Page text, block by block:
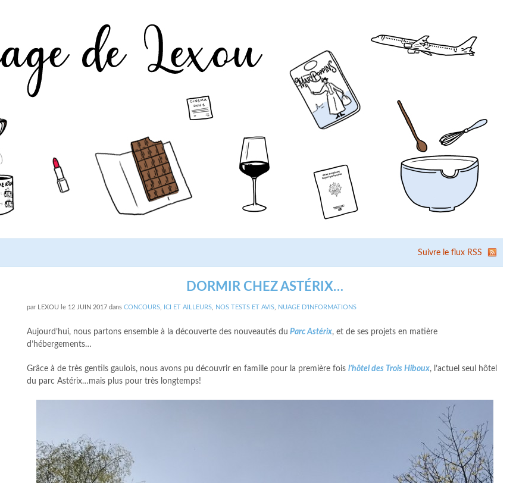
Suivre le flux RSS
DORMIR CHEZ ASTÉRIX…
par LEXOU le 12 JUIN 2017 dans CONCOURS ICI ET AILLEURS NOS TESTS ET AVIS NUAGE D'INFORMATIONS
Aujourd’hui, nous partons ensemble à la découverte des nouveautés du Parc Astérix, et de ses projets en matière
d’hébergements…
Grâce à de très gentils gaulois, nous avons pu découvrir en famille pour la première fois l’hôtel des Trois Hiboux, l’actuel seul hôtel
du parc Astérix…mais plus pour très longtemps!